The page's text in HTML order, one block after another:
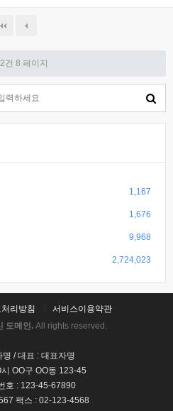
건 8 페이지
1,167
1,676
9,968
2,724,023
리방침
서비스이용약관
도메인. All rights reserved.
명 / 대표 : 대표자명
OO구 OO동 123-45
호 : 123-45-67890
팩스 : 02-123-4568